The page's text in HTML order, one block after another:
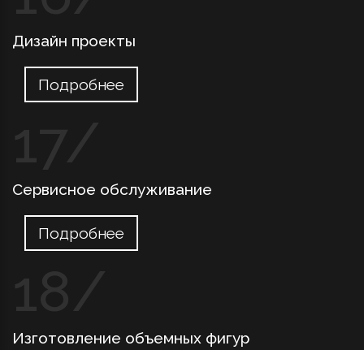
Дизайн проекты
Подробнее
Сервисное обслуживание
Подробнее
Изготовление объемных фигур